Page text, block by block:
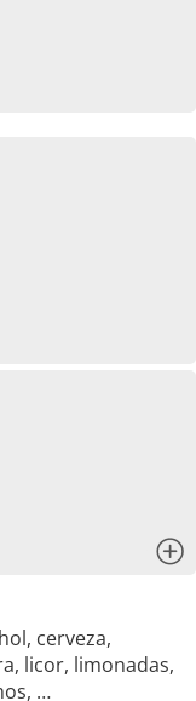
cerveza,
licor, limonadas,
…